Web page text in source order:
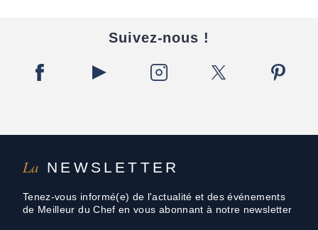
La NEWSLETTER
Tenez-vous informé(e) de l'actualité et des événements
de Meilleur du Chef en vous abonnant à notre newsletter
Suivez-nous !